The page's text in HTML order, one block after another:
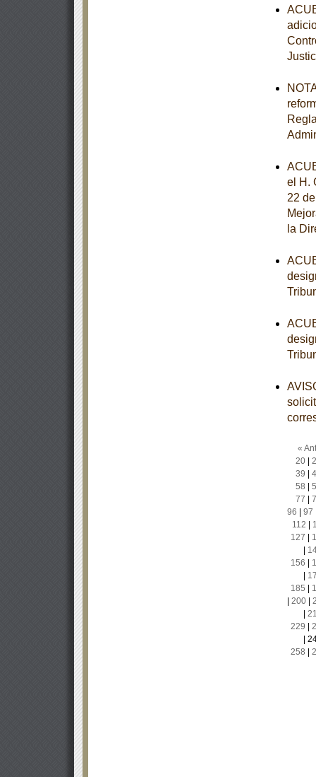
el H.
22
la
«
20|
39
58
77
96
97
112
127
156
185
200|
229
258